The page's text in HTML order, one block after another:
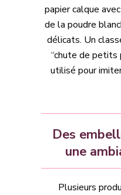
papier calque
de la poudre
délicats. Un
“chute de petits
utilisé pour
Des
une
Plusieurs